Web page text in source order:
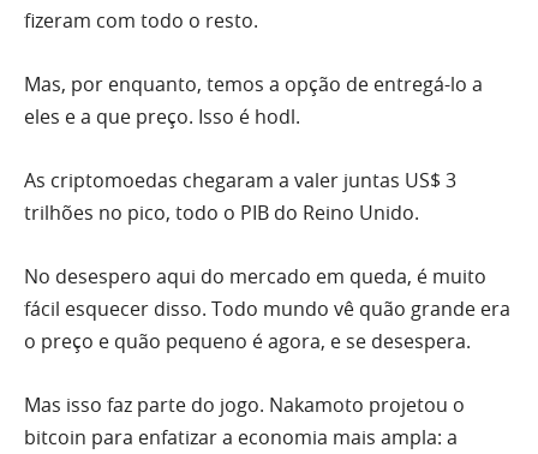
fizeram com todo o resto.
Mas, por enquanto, temos a opção de entregá-lo a
eles e a que preço. Isso é hodl.
As criptomoedas chegaram a valer juntas US$ 3
trilhões no pico, todo o PIB do Reino Unido.
No desespero aqui do mercado em queda, é muito
fácil esquecer disso. Todo mundo vê quão grande era
o preço e quão pequeno é agora, e se desespera.
Mas isso faz parte do jogo. Nakamoto projetou o
bitcoin para enfatizar a economia mais ampla: a